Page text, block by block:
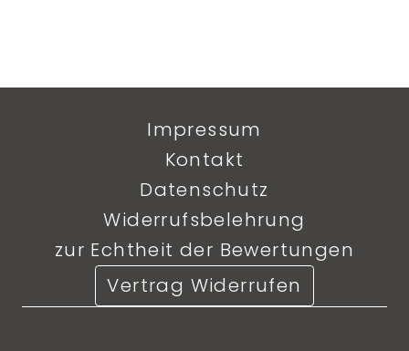
Impressum
Kontakt
Datenschutz
Widerrufsbelehrung
zur Echtheit der Bewertungen
Vertrag Widerrufen